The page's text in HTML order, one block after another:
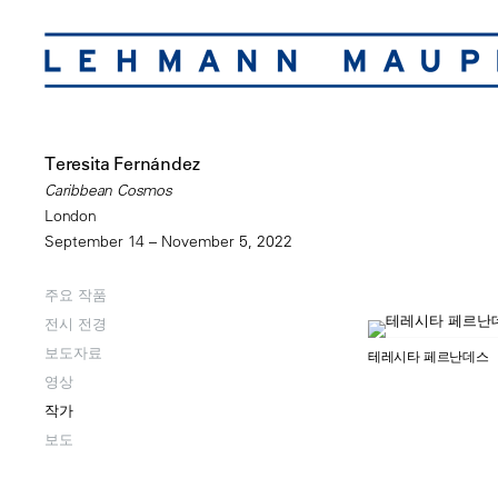
Teresita Fernández
Caribbean Cosmos
London
September 14 – November 5, 2022
주요 작품
전시 전경
보도자료
영상
작가
보도
테레시타 페르난데스